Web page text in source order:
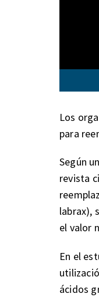
Los
para
Según
revista
labrax),
el valor
En el
ácidos